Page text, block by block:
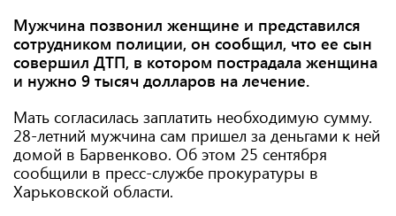
Мужчина позвонил женщине и представился
сотрудником полиции, он сообщил, что ее сын
совершил ДТП, в котором пострадала женщина
и нужно 9 тысяч долларов на лечение.
Мать согласилась заплатить необходимую сумму.
28-летний мужчина сам пришел за деньгами к ней
домой в Барвенково. Об этом 25 сентября
сообщили в пресс-службе прокуратуры в
Харьковской области.